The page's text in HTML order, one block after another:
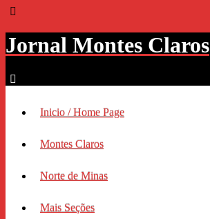
Jornal Montes Claros
Inicio / Home Page
Montes Claros
Norte de Minas
Mais Seções